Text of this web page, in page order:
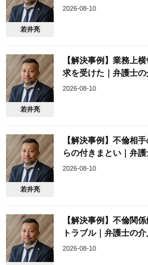
若井亮
連携により立ち退きと
2026-08-10
若井亮
【解決事例】業務上
求を受けた｜弁護士
主張に対し150万円で
2026-08-10
若井亮
【解決事例】不倫相
らの付きまとい｜弁
への不当要求を拒絶し
2026-08-10
【解決事例】不倫関
トラブル｜弁護士の
締結と解決金支払いで
2026-08-10